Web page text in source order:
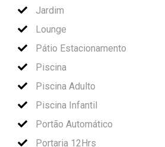
Jardim
Lounge
Pátio Estacionamento
Piscina
Piscina Adulto
Piscina Infantil
Portão Automático
Portaria 12Hrs